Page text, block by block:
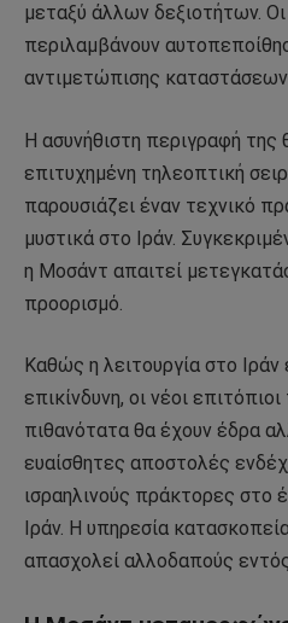
μεταξύ άλλων δεξιοτήτων.
περιλαμβάνουν
αντιμετώπισης
Η ασυνήθιστη περιγραφή της
επιτυχημένη τηλεοπτική
παρουσιάζει έναν τεχνικό
μυστικά στο Ιράν.
η Μοσάντ απαιτεί
προορισμό.
Καθώς η λειτουργία στο Ιράν
επικίνδυνη, οι νέοι
πιθανότατα θα έχουν έδρα
ευαίσθητες αποστολές
ισραηλινούς πράκτορες στο
Ιράν. Η υπηρεσία
απασχολεί αλλοδαπούς